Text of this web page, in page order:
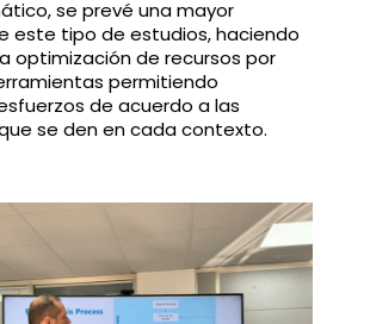
se prevé una mayor
este tipo de estudios, haciendo
optimización de recursos por
permitiendo
de acuerdo a las
se den en cada contexto.